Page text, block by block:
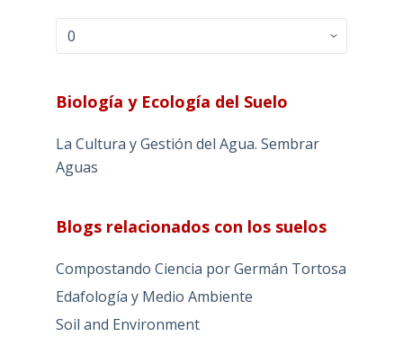
Archivos
Biología y Ecología del Suelo
La Cultura y Gestión del Agua. Sembrar
Aguas
Blogs relacionados con los suelos
Compostando Ciencia por Germán Tortosa
Edafología y Medio Ambiente
Soil and Environment